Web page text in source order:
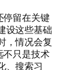
停留在关键
设这些基础
，情况会复
不只是技术
、搜索习